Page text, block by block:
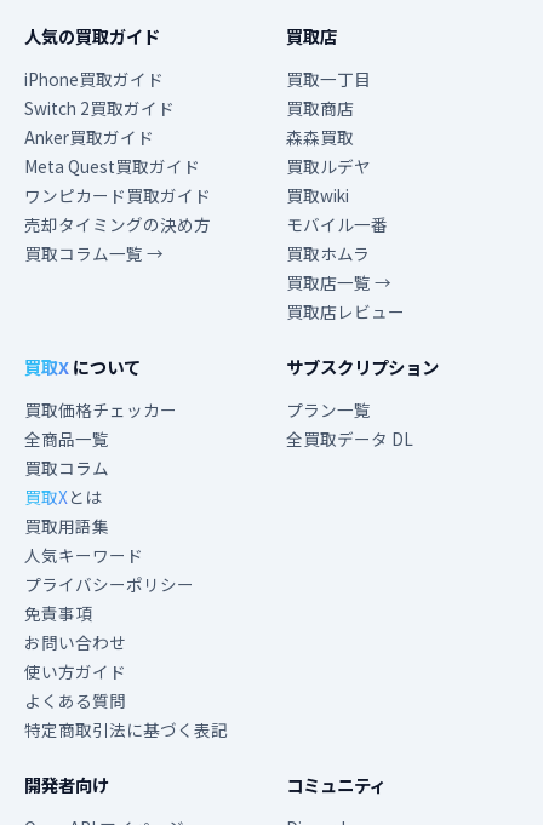
人気の買取ガイド
iPhone買取ガイド
Switch 2買取ガイド
Anker買取ガイド
Meta Quest買取ガイド
ワンピカード買取ガイド
売却タイミングの決め方
買取コラム一覧 →
買取店
買取一丁目
買取商店
森森買取
買取ルデヤ
買取wiki
モバイル一番
買取ホムラ
買取店一覧 →
買取店レビュー
買取Xについて
買取価格チェッカー
全商品一覧
買取コラム
買取Xとは
買取用語集
人気キーワード
プライバシーポリシー
免責事項
お問い合わせ
使い方ガイド
よくある質問
特定商取引法に基づく表記
サブスクリプション
プラン一覧
全買取データ DL
開発者向け コミュニティ